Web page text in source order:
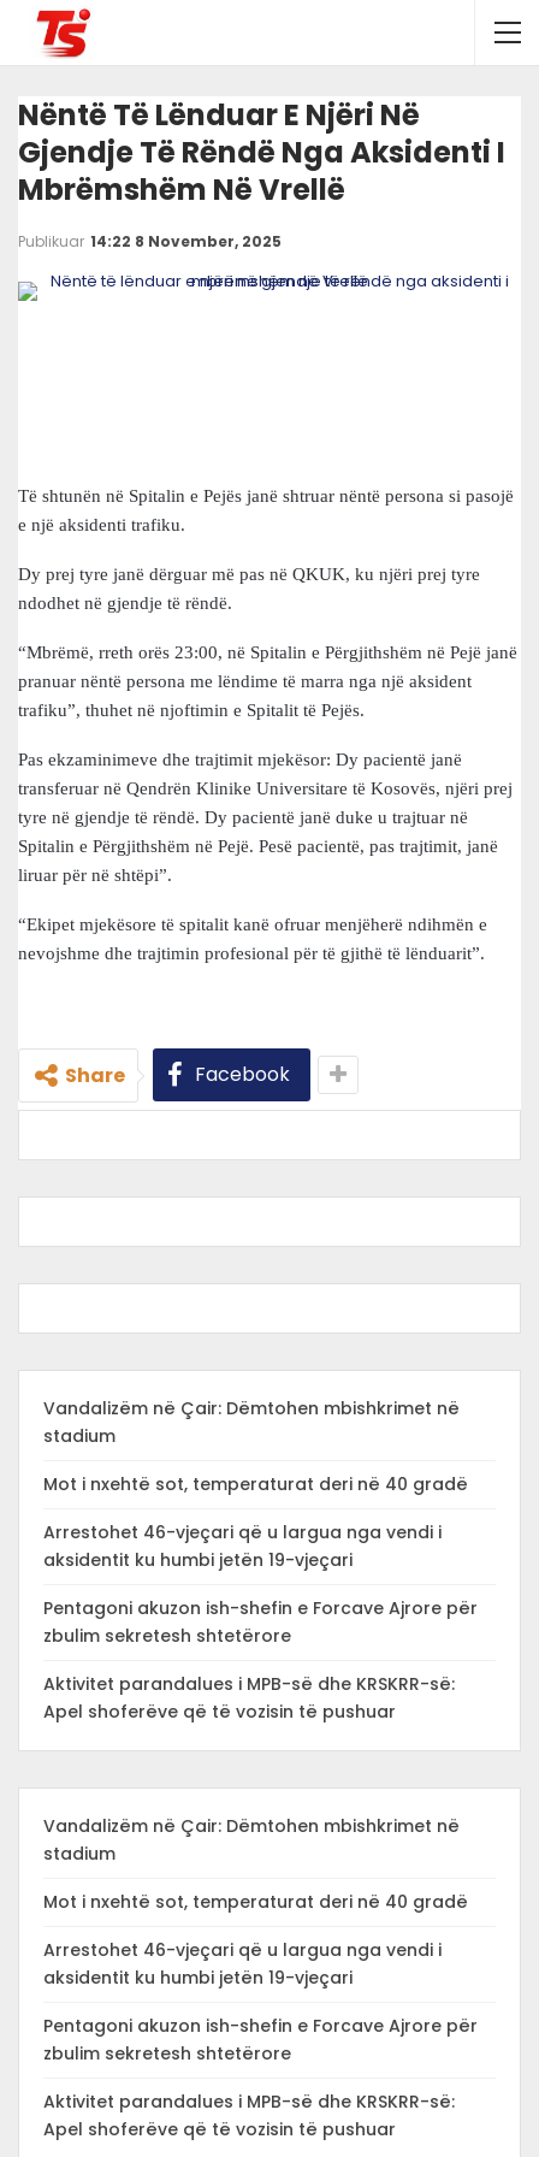
Nëntë Të Lënduar E Njëri Në
Gjendje Të Rëndë Nga Aksidenti I
Mbrëmshëm Në Vrellë
Publikuar 14:22 8 November, 2025
Të shtunën në Spitalin e Pejës janë shtruar nëntë persona si pasojë
e një aksidenti trafiku.
Dy prej tyre janë dërguar më pas në QKUK, ku njëri prej tyre
ndodhet në gjendje të rëndë.
“Mbrëmë, rreth orës 23:00, në Spitalin e Përgjithshëm në Pejë janë
pranuar nëntë persona me lëndime të marra nga një aksident
trafiku”, thuhet në njoftimin e Spitalit të Pejës.
Pas ekzaminimeve dhe trajtimit mjekësor: Dy pacientë janë
transferuar në Qendrën Klinike Universitare të Kosovës, njëri prej
tyre në gjendje të rëndë. Dy pacientë janë duke u trajtuar në
Spitalin e Përgjithshëm në Pejë. Pesë pacientë, pas trajtimit, janë
liruar për në shtëpi”.
“Ekipet mjekësore të spitalit kanë ofruar menjëherë ndihmën e
nevojshme dhe trajtimin profesional për të gjithë të lënduarit”.
Share Facebook
Vandalizëm në Çair: Dëmtohen mbishkrimet në
stadium
Mot i nxehtë sot, temperaturat deri në 40 gradë
Arrestohet 46-vjeçari që u largua nga vendi i
aksidentit ku humbi jetën 19-vjeçari
Pentagoni akuzon ish-shefin e Forcave Ajrore për
zbulim sekretesh shtetërore
Aktivitet parandalues i MPB-së dhe KRSKRR-së:
Apel shoferëve që të vozisin të pushuar
Vandalizëm në Çair: Dëmtohen mbishkrimet në
stadium
Mot i nxehtë sot, temperaturat deri në 40 gradë
Arrestohet 46-vjeçari që u largua nga vendi i
aksidentit ku humbi jetën 19-vjeçari
Pentagoni akuzon ish-shefin e Forcave Ajrore për
zbulim sekretesh shtetërore
Aktivitet parandalues i MPB-së dhe KRSKRR-së:
Apel shoferëve që të vozisin të pushuar